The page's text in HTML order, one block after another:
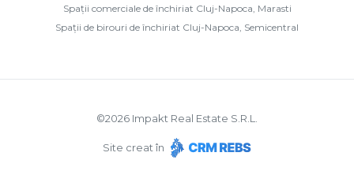
Spații comerciale de închiriat Cluj-Napoca, Marasti
Spații de birouri de închiriat Cluj-Napoca, Semicentral
©2026 Impakt Real Estate S.R.L.
Site creat în